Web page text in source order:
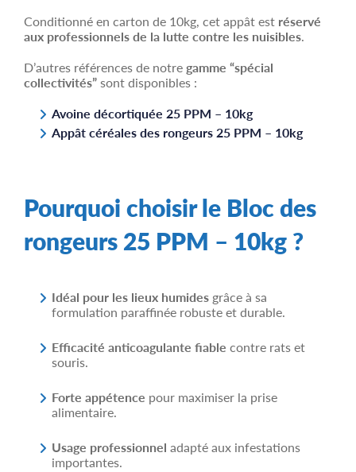
Conditionné en carton de 10kg, cet appât est réservé
aux professionnels de la lutte contre les nuisibles.
D’autres références de notregamme “spécial
collectivités”sont disponibles :
Avoine décortiquée 25 PPM – 10kg
Appât céréales des rongeurs 25 PPM – 10kg
Pourquoi choisir le Bloc des
rongeurs 25 PPM – 10kg ?
Idéal pour les lieux humides grâce à sa
formulation paraffinée robuste et durable.
Efficacité anticoagulante fiable contre rats et
souris.
Forte appétence pour maximiser la prise
alimentaire.
Usage professionnel adapté aux infestations
importantes.